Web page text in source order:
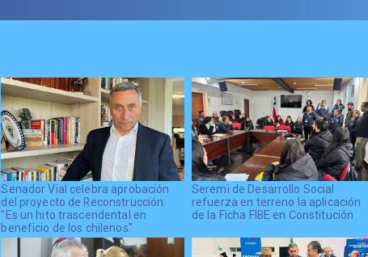
Senador Vial celebra aprobación
del proyecto de Reconstrucción:
"Es un hito trascendental en
beneficio de los chilenos"
Seremi de Desarrollo Social
refuerza en terreno la aplicación
de la Ficha FIBE en Constitución